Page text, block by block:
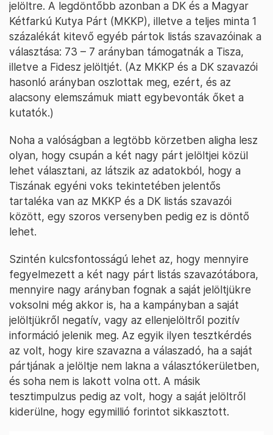
jelöltre. A legdöntőbb azonban a DK és a Magyar
Kétfarkú Kutya Párt (MKKP), illetve a teljes minta 1
százalékát kitevő egyéb pártok listás szavazóinak a
választása: 73 – 7 arányban támogatnák a Tisza,
illetve a Fidesz jelöltjét. (Az MKKP és a DK szavazói
hasonló arányban oszlottak meg, ezért, és az
alacsony elemszámuk miatt egybevonták őket a
kutatók.)
Noha a valóságban a legtöbb körzetben aligha lesz
olyan, hogy csupán a két nagy párt jelöltjei közül
lehet választani, az látszik az adatokból, hogy a
Tiszának egyéni voks tekintetében jelentős
tartaléka van az MKKP és a DK listás szavazói
között, egy szoros versenyben pedig ez is döntő
lehet.
Szintén kulcsfontosságú lehet az, hogy mennyire
fegyelmezett a két nagy párt listás szavazótábora,
mennyire nagy arányban fognak a saját jelöltjükre
voksolni még akkor is, ha a kampányban a saját
jelöltjükről negatív, vagy az ellenjelöltről pozitív
információ jelenik meg. Az egyik ilyen tesztkérdés
az volt, hogy kire szavazna a válaszadó, ha a saját
pártjának a jelöltje nem lakna a választókerületben,
és soha nem is lakott volna ott. A másik
tesztimpulzus pedig az volt, hogy a saját jelöltről
kiderülne, hogy egymillió forintot sikkasztott.